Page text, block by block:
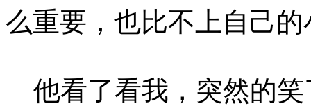
么重要，也比不上自己
他看了看我，突然的笑